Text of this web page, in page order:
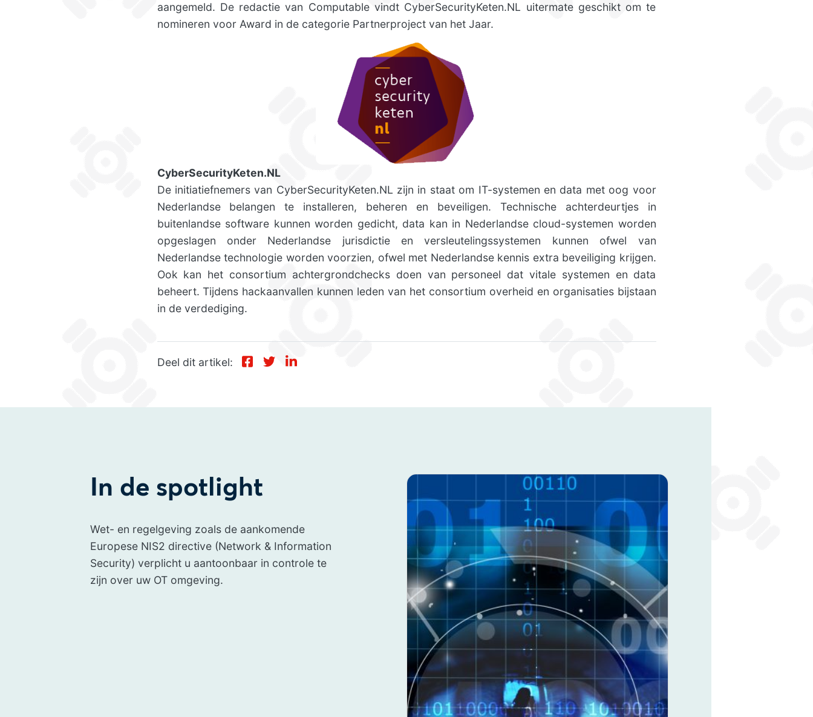
aangemeld. De redactie van Computable vindt CyberSecurityKeten.NL uitermate geschikt om te
nomineren voor Award in de categorie Partnerproject van het Jaar.
CyberSecurityKeten.NL
De initiatiefnemers van CyberSecurityKeten.NL zijn in staat om IT-systemen en data met oog voor
Nederlandse belangen te installeren, beheren en beveiligen. Technische achterdeurtjes in
buitenlandse software kunnen worden gedicht, data kan in Nederlandse cloud-systemen worden
opgeslagen onder Nederlandse jurisdictie en versleutelingssystemen kunnen ofwel van
Nederlandse technologie worden voorzien, ofwel met Nederlandse kennis extra beveiliging krijgen.
Ook kan het consortium achtergrondchecks doen van personeel dat vitale systemen en data
beheert. Tijdens hackaanvallen kunnen leden van het consortium overheid en organisaties bijstaan
in de verdediging.
Deel dit artikel:
In de spotlight
Wet- en regelgeving zoals de aankomende
Europese NIS2 directive (Network & Information
Security) verplicht u aantoonbaar in controle te
zijn over uw OT omgeving.